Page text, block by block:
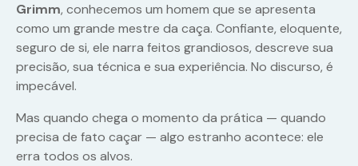
Grimm, conhecemos um homem que se apresenta
como um grande mestre da caça. Confiante, eloquente,
seguro de si, ele narra feitos grandiosos, descreve sua
precisão, sua técnica e sua experiência. No discurso, é
impecável.
Mas quando chega o momento da prática — quando
precisa de fato caçar — algo estranho acontece: ele
erra todos os alvos.